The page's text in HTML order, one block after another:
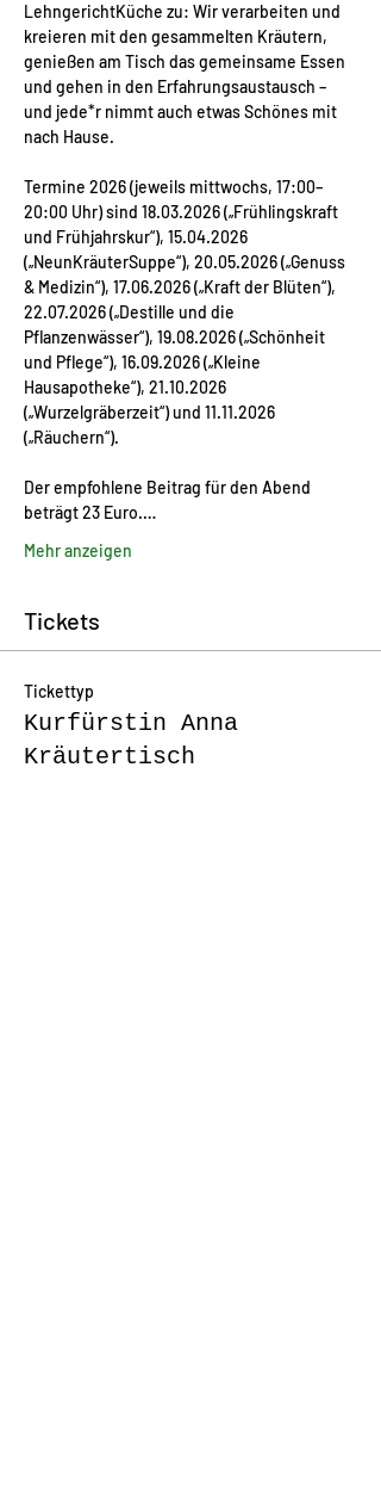
LehngerichtKüche zu: Wir verarbeiten und
kreieren mit den gesammelten Kräutern,
genießen am Tisch das gemeinsame Essen
und gehen in den Erfahrungsaustausch –
und jede*r nimmt auch etwas Schönes mit
nach Hause.
Termine 2026 (jeweils mittwochs, 17:00–
20:00 Uhr) sind 18.03.2026 („Frühlingskraft
und Frühjahrskur“), 15.04.2026
(„NeunKräuterSuppe“), 20.05.2026 („Genuss
& Medizin“), 17.06.2026 („Kraft der Blüten“),
22.07.2026 („Destille und die
Pflanzenwässer“), 19.08.2026 („Schönheit
und Pflege“), 16.09.2026 („Kleine
Hausapotheke“), 21.10.2026
(„Wurzelgräberzeit“) und 11.11.2026
(„Räuchern“).
Der empfohlene Beitrag für den Abend
beträgt 23 Euro.…
Mehr anzeigen
Tickets
Tickettyp
Kurfürstin Anna
Kräutertisch